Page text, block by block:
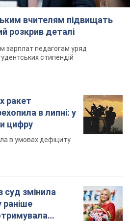
вчителям підвищать
розкрив деталі
зарплат педагогам уряд
стипендій
ракет
в липні: у
цифру
в умовах дефіциту
суд змінила
раніше